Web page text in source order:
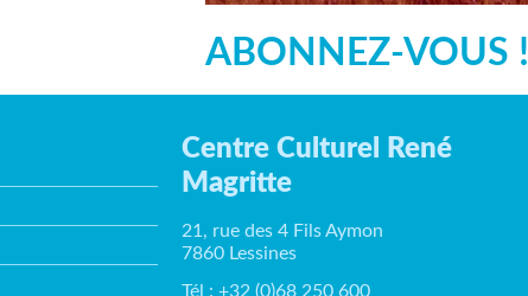
ABONNEZ-VOUS !
Centre Culturel René
Magritte
21, rue des 4 Fils Aymon
7860 Lessines
Tél : +32 (0)68 250 600